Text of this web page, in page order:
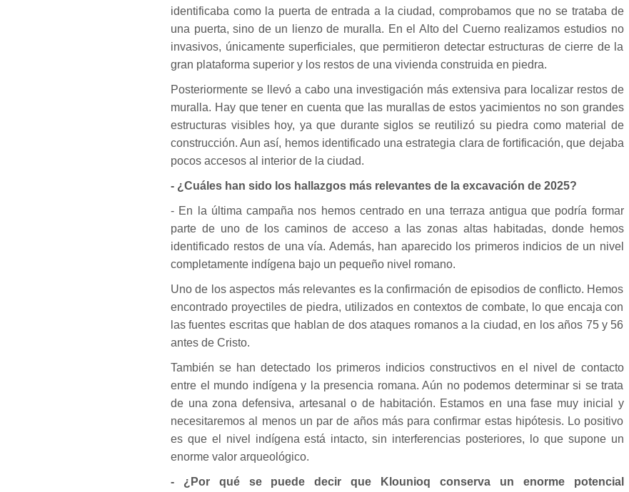
identificaba como la puerta de entrada a la ciudad, comprobamos que no se trataba de
una puerta, sino de un lienzo de muralla. En el Alto del Cuerno realizamos estudios no
invasivos, únicamente superficiales, que permitieron detectar estructuras de cierre de la
gran plataforma superior y los restos de una vivienda construida en piedra.
Posteriormente se llevó a cabo una investigación más extensiva para localizar restos de
muralla. Hay que tener en cuenta que las murallas de estos yacimientos no son grandes
estructuras visibles hoy, ya que durante siglos se reutilizó su piedra como material de
construcción. Aun así, hemos identificado una estrategia clara de fortificación, que dejaba
pocos accesos al interior de la ciudad.
- ¿Cuáles han sido los hallazgos más relevantes de la excavación de 2025?
- En la última campaña nos hemos centrado en una terraza antigua que podría formar
parte de uno de los caminos de acceso a las zonas altas habitadas, donde hemos
identificado restos de una vía. Además, han aparecido los primeros indicios de un nivel
completamente indígena bajo un pequeño nivel romano.
Uno de los aspectos más relevantes es la confirmación de episodios de conflicto. Hemos
encontrado proyectiles de piedra, utilizados en contextos de combate, lo que encaja con
las fuentes escritas que hablan de dos ataques romanos a la ciudad, en los años 75 y 56
antes de Cristo.
También se han detectado los primeros indicios constructivos en el nivel de contacto
entre el mundo indígena y la presencia romana. Aún no podemos determinar si se trata
de una zona defensiva, artesanal o de habitación. Estamos en una fase muy inicial y
necesitaremos al menos un par de años más para confirmar estas hipótesis. Lo positivo
es que el nivel indígena está intacto, sin interferencias posteriores, lo que supone un
enorme valor arqueológico.
- ¿Por qué se puede decir que Klounioq conserva un enorme potencial